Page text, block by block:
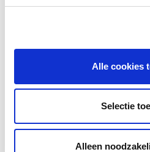
Alle cookies
Selectie
Alleen